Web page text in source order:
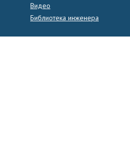
Видео
Библиотека инженера